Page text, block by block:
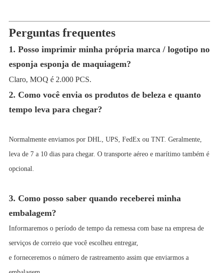
Perguntas frequentes
1. Posso imprimir minha própria marca / logotipo no
esponja esponja de maquiagem?
Claro, MOQ é 2.000 PCS.
2. Como você envia os produtos de beleza e quanto
tempo leva para chegar?
Normalmente enviamos por DHL, UPS, FedEx ou TNT. Geralmente,
leva de 7 a 10 dias para chegar. O transporte aéreo e marítimo também é
opcional.
3. Como posso saber quando receberei minha
embalagem?
Informaremos o período de tempo da remessa com base na empresa de
serviços de correio que você escolheu entregar,
e forneceremos o número de rastreamento assim que enviarmos a